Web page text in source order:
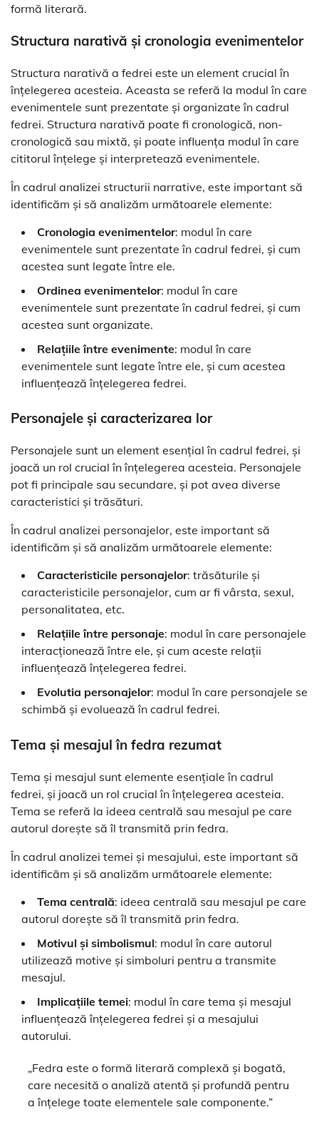
formă literară.
Structura narativă și cronologia evenimentelor
Structura narativă a fedrei este un element crucial în
înțelegerea acesteia. Aceasta se referă la modul în care
evenimentele sunt prezentate și organizate în cadrul
fedrei. Structura narativă poate fi cronologică, non-
cronologică sau mixtă, și poate influența modul în care
cititorul înțelege și interpretează evenimentele.
În cadrul analizei structurii narrative, este important să
identificăm și să analizăm următoarele elemente:
Cronologia evenimentelor: modul în care
evenimentele sunt prezentate în cadrul fedrei, și cum
acestea sunt legate între ele.
Ordinea evenimentelor: modul în care
evenimentele sunt prezentate în cadrul fedrei, și cum
acestea sunt organizate.
Relațiile între evenimente: modul în care
evenimentele sunt legate între ele, și cum acestea
influențează înțelegerea fedrei.
Personajele și caracterizarea lor
Personajele sunt un element esențial în cadrul fedrei, și
joacă un rol crucial în înțelegerea acesteia. Personajele
pot fi principale sau secundare, și pot avea diverse
caracteristici și trăsături.
În cadrul analizei personajelor, este important să
identificăm și să analizăm următoarele elemente:
Caracteristicile personajelor: trăsăturile și
caracteristicile personajelor, cum ar fi vârsta, sexul,
personalitatea, etc.
Relațiile între personaje: modul în care personajele
interacționează între ele, și cum aceste relații
influențează înțelegerea fedrei.
Evolutia personajelor: modul în care personajele se
schimbă și evoluează în cadrul fedrei.
Tema și mesajul în fedra rezumat
Tema și mesajul sunt elemente esențiale în cadrul
fedrei, și joacă un rol crucial în înțelegerea acesteia.
Tema se referă la ideea centrală sau mesajul pe care
autorul dorește să îl transmită prin fedra.
În cadrul analizei temei și mesajului, este important să
identificăm și să analizăm următoarele elemente:
Tema centrală: ideea centrală sau mesajul pe care
autorul dorește să îl transmită prin fedra.
Motivul și simbolismul: modul în care autorul
utilizează motive și simboluri pentru a transmite
mesajul.
Implicațiile temei: modul în care tema și mesajul
influențează înțelegerea fedrei și a mesajului
autorului.
„Fedra este o formă literară complexă și bogată,
care necesită o analiză atentă și profundă pentru
a înțelege toate elementele sale componente.”